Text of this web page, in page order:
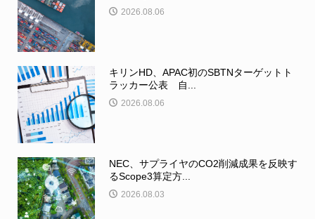
2026.08.06
キリンHD、APAC初のSBTNターゲットト
ラッカー公表 自...
2026.08.06
NEC、サプライヤのCO2削減成果を反映す
るScope3算定方...
2026.08.03